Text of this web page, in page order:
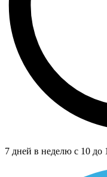
7 дней в неделю с 10 до